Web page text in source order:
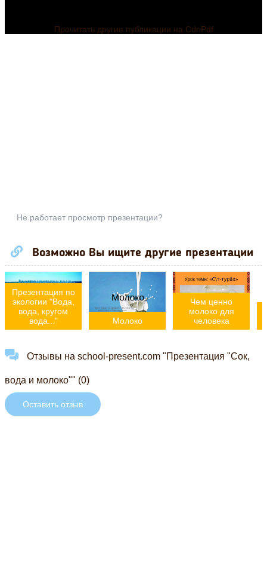
Прочитать другие публикации на CdnPdf
Не работает просмотр презентации?
Возможно Вы ищите другие презентации
Презентация по
экологии "Вода,
вода, кругом
вода..."
Молоко
Чем ценно
молоко для
человека
Отзывы на school-present.com "Презентация "Сок,
вода и молоко"" (0)
Оставить отзыв